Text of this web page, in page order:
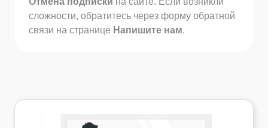
сложности, обратитесь через форму обратной
связи на странице Напишите нам.